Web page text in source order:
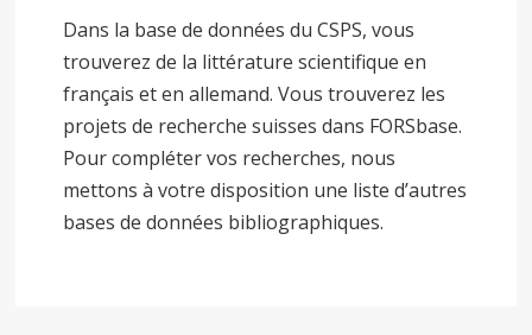
Dans la base de données du CSPS, vous
trouverez de la littérature scientifique en
français et en allemand. Vous trouverez les
projets de recherche suisses dans FORSbase.
Pour compléter vos recherches, nous
mettons à votre disposition une liste d’autres
bases de données bibliographiques.